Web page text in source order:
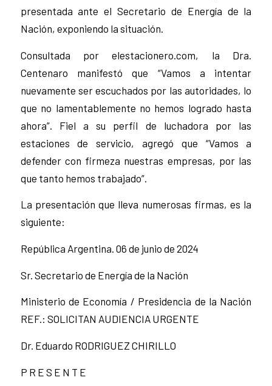
presentada ante el Secretario de Energía de la
Nación, exponiendo la situación.
Consultada por elestacionero.com, la Dra.
Centenaro manifestó que “Vamos a intentar
nuevamente ser escuchados por las autoridades, lo
que no lamentablemente no hemos logrado hasta
ahora”. Fiel a su perfil de luchadora por las
estaciones de servicio, agregó que “Vamos a
defender con firmeza nuestras empresas, por las
que tanto hemos trabajado”.
La presentación que lleva numerosas firmas, es la
siguiente:
República Argentina. 06 de junio de 2024
Sr. Secretario de Energía de la Nación
Ministerio de Economía / Presidencia de la Nación
REF.: SOLICITAN AUDIENCIA URGENTE
Dr. Eduardo RODRIGUEZ CHIRILLO
P R E S E N T E